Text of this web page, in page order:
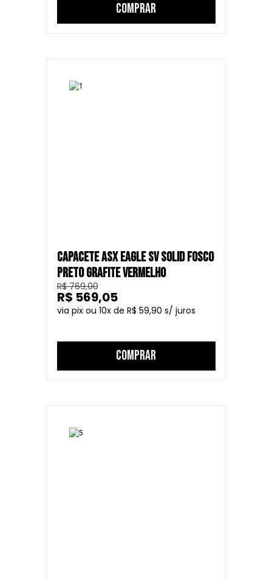
COMPRAR
CAPACETE ASX EAGLE SV SOLID FOSCO
PRETO GRAFITE VERMELHO
R$ 769,00
10
R$ 59,90
R$ 569,05
COMPRAR